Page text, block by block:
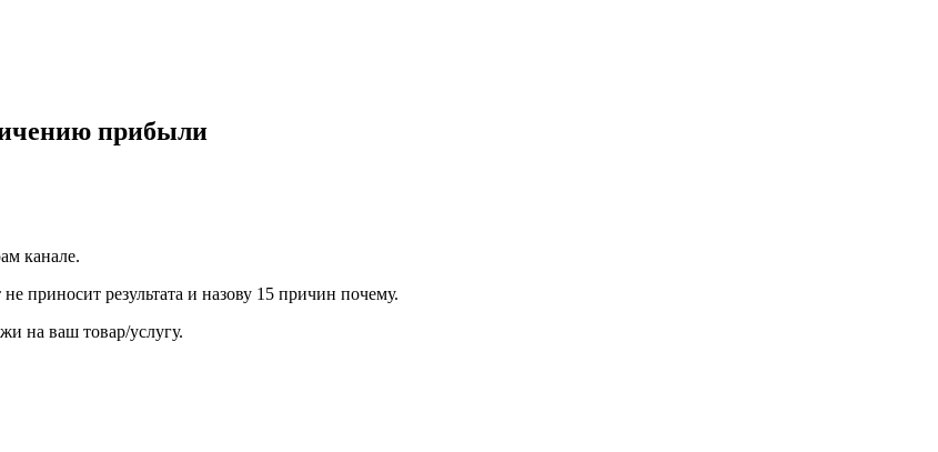
прибыли
канале.
приносит результата и назову 15 причин почему.
на ваш товар/услугу.